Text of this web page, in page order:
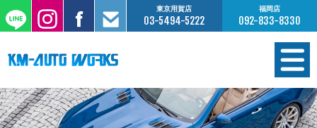
東京用賀店
03-5494-5222
福岡店
092-833-8330
在庫情報